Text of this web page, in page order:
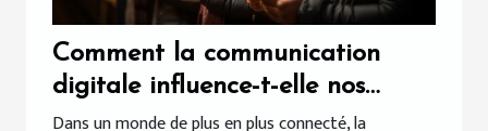
Comment la communication
digitale influence-t-elle nos
comportements quotidiens?
Dans un monde de plus en plus connecté, la